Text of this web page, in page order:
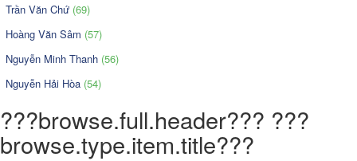
Trần Văn Chứ (69)
Hoàng Văn Sâm (57)
Nguyễn Minh Thanh (56)
Nguyễn Hải Hòa (54)
???browse.full.header??? ???
browse.type.item.title???